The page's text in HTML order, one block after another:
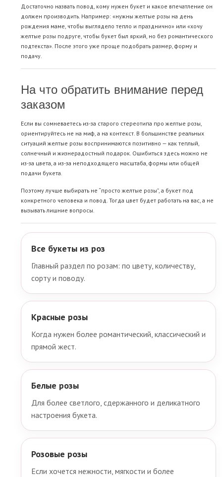
Достаточно назвать повод, кому нужен букет и какое впечатление он
должен производить. Например: «нужны желтые розы на день
рождения маме, чтобы выглядело тепло и празднично» или «хочу
желтые розы подруге, чтобы букет был яркий, но без романтического
подтекста». После этого уже проще подобрать размер, форму и
подачу.
На что обратить внимание перед
заказом
Если вы сомневаетесь из-за старого стереотипа про желтые розы,
ориентируйтесь не на миф, а на контекст. В большинстве реальных
ситуаций желтые розы воспринимаются позитивно — как теплый,
солнечный и жизнерадостный подарок. Ошибиться здесь можно не
из-за цвета, а из-за неподходящего масштаба, формы или общей
подачи букета.
Поэтому лучше выбирать не “просто желтые розы”, а букет под
конкретного человека и повод. Тогда цвет будет работать на вас, а не
вызывать лишние вопросы.
Все букеты из роз
Главный раздел по розам: по цвету, количеству,
сорту и поводу.
Красные розы
Когда нужен более романтический, классический и
прямой жест.
Белые розы
Для более светлого, сдержанного и деликатного
настроения букета.
Розовые розы
Если хочется нежности, мягкости и более